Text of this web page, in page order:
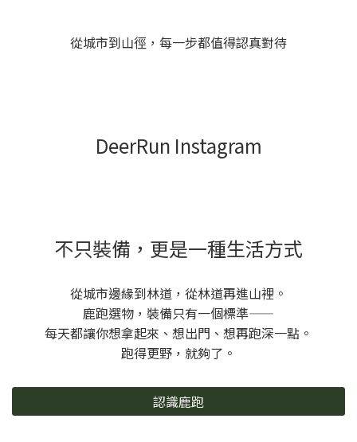
從城市到山徑，每一步都值得認真對待
DeerRun Instagram
不只裝備，更是一種生活方式
從城市邊緣到林道，從林道再進山裡。
鹿跑選物，裝備只有一個標準——
每天都讓你想拿起來、想出門、想再跑深一點。
跑得更野，就夠了。
認識鹿跑